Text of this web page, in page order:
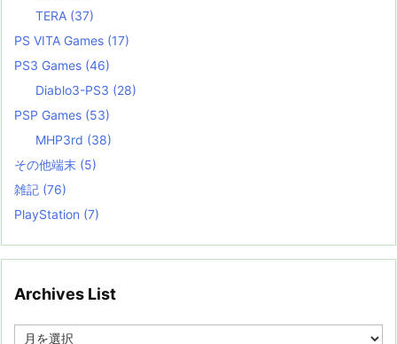
TERA (37)
PS VITA Games (17)
PS3 Games (46)
Diablo3-PS3 (28)
PSP Games (53)
MHP3rd (38)
その他端末 (5)
雑記 (76)
PlayStation (7)
Archives List